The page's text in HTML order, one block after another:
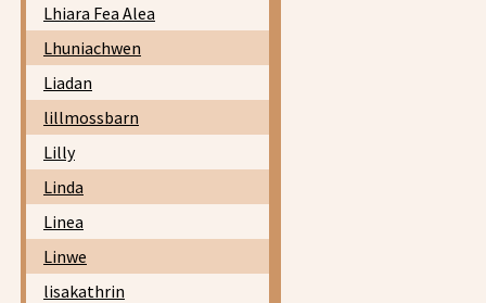
Lhiara Fea Alea
Lhuniachwen
Liadan
lillmossbarn
Lilly
Linda
Linea
Linwe
lisakathrin